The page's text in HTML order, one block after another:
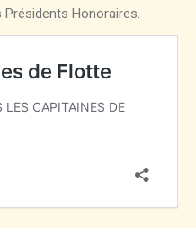
Honoraires.